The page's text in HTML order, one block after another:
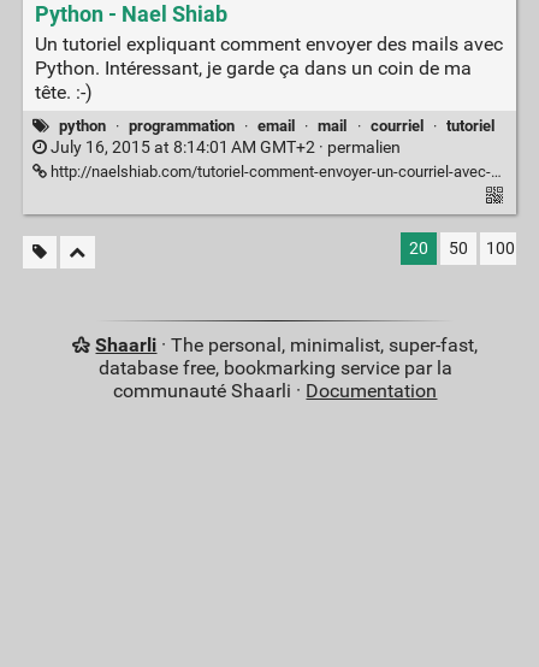
Python - Nael Shiab
Un tutoriel expliquant comment envoyer des mails avec
Python. Intéressant, je garde ça dans un coin de ma
tête. :-)
python · programmation · email · mail · courriel · tutoriel
July 16, 2015 at 8:14:01 AM GMT+2 · permalien
http://naelshiab.com/tutoriel-comment-envoyer-un-courriel-avec-python/
20 50 100
Shaarli · The personal, minimalist, super-fast,
database free, bookmarking service par la
communauté Shaarli · Documentation